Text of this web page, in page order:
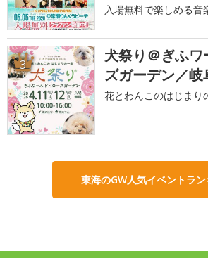
入場無料で楽しめる音
3
犬祭り＠ぎふ
ズガーデン／岐
花とわんこのはじまり
東海のGW人気イベントラ